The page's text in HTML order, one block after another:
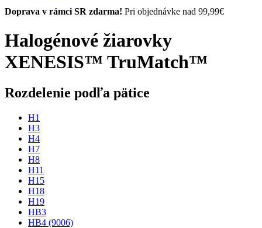
Doprava v rámci SR zdarma! Pri objednávke nad 99,99€
Halogénové žiarovky
XENESIS™ TruMatch™
Rozdelenie podľa pätice
H1
H3
H4
H7
H8
H11
H15
H18
H19
HB3
HB4 (9006)